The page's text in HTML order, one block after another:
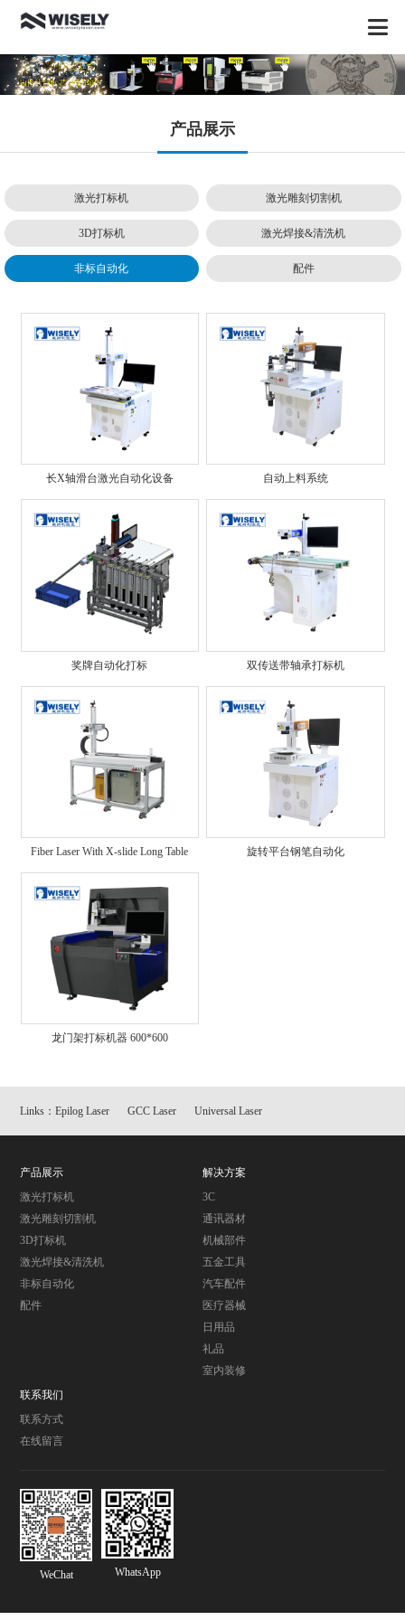
产品展示
激光打标机 激光雕刻切割机
3D打标机 激光焊接&清洗机
非标自动化 配件
长X轴滑台激光自动化设备 自动上料系统
奖牌自动化打标 双传送带轴承打标机
Fiber Laser With X-slide Long Table 旋转平台钢笔自动化
龙门架打标机器 600*600
Links：Epilog Laser GCC Laser Universal Laser
产品展示
激光打标机
激光雕刻切割机
3D打标机
激光焊接&清洗机
非标自动化
配件
解决方案
3C
通讯器材
机械部件
五金工具
汽车配件
医疗器械
日用品
礼品
室内装修
联系我们
联系方式
在线留言
WeChat WhatsApp